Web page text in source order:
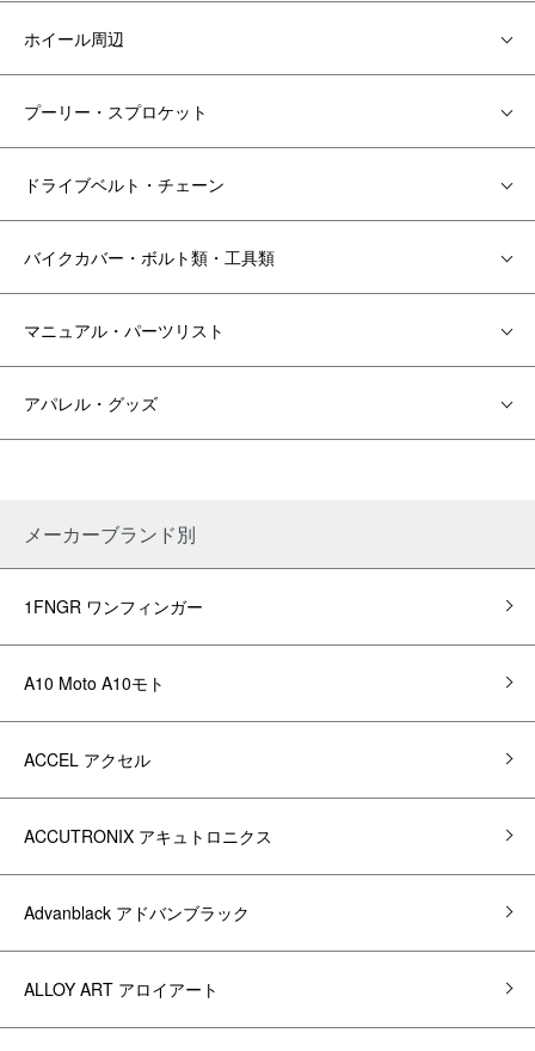
ホイール周辺
プーリー・スプロケット
ドライブベルト・チェーン
バイクカバー・ボルト類・工具類
マニュアル・パーツリスト
アパレル・グッズ
メーカーブランド別
1FNGR ワンフィンガー
A10 Moto A10モト
ACCEL アクセル
ACCUTRONIX アキュトロニクス
Advanblack アドバンブラック
ALLOY ART アロイアート